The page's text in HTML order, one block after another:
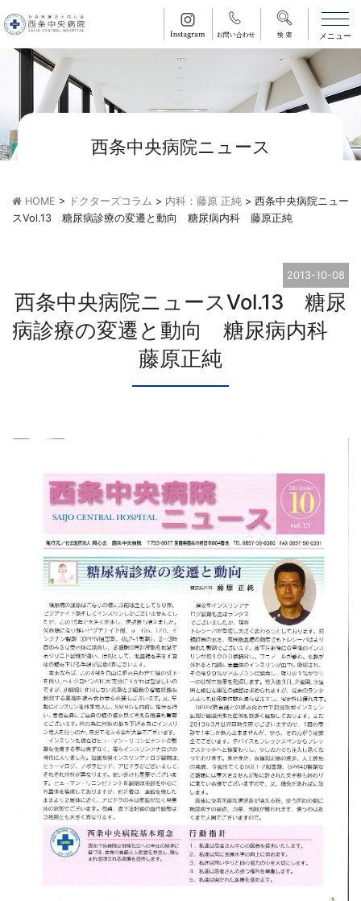
西条中央病院ニュース
HOME > ドクターズコラム > 内科：藤原 正純 > 西条中央病院ニュー
スVol.13 糖尿病診療の変遷と動向 糖尿病内科 藤原正純
2013-10-08
西条中央病院ニュースVol.13 糖尿
病診療の変遷と動向 糖尿病内科
藤原正純